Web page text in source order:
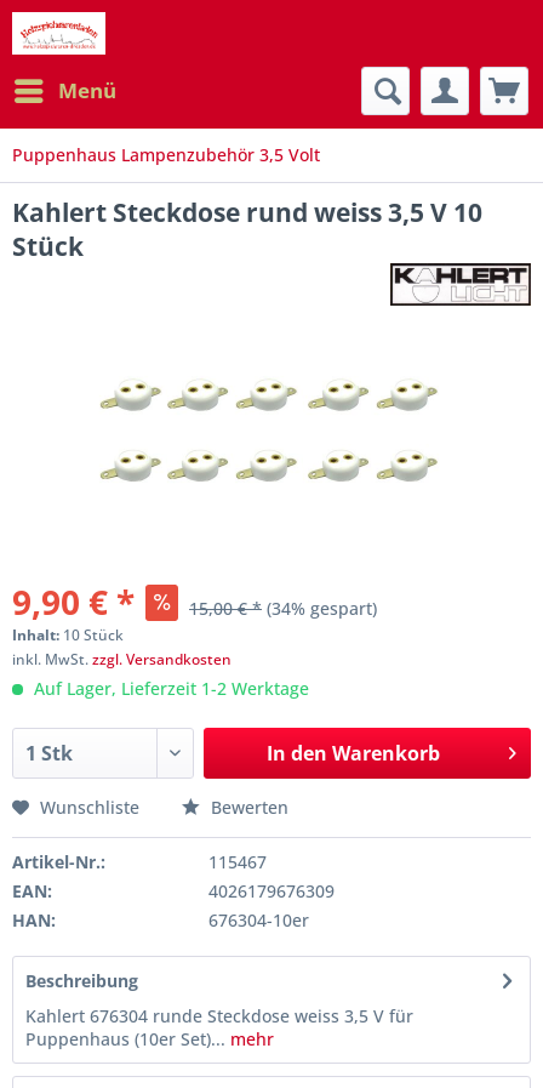
Menü
Puppenhaus Lampenzubehör 3,5 Volt
Kahlert Steckdose rund weiss 3,5 V 10
Stück
9,90 € * 15,00 € * (34% gespart)
Inhalt: 10 Stück
inkl. MwSt.zzgl. Versandkosten
Auf Lager, Lieferzeit 1-2 Werktage
In den Warenkorb
Wunschliste Bewerten
Artikel-Nr.:
115467
EAN:
4026179676309
HAN:
676304-10er
Beschreibung
Kahlert 676304 runde Steckdose weiss 3,5 V für
Puppenhaus (10er Set)... mehr